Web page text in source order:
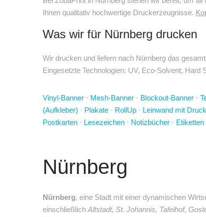
Ihnen qualitativ hochwertige Druckerzeugnisse.
Was wir für Nürnberg drucken
Wir drucken und liefern nach Nürnberg das
Eingesetzte Technologien: UV, Eco-Solvent, Hard
Vinyl-Banner · Mesh-Banner · Blockout-Banner ·
(Aufkleber) · Plakate · RollUp · Leinwand mit Druck
Postkarten · Lesezeichen · Notizbücher · Etiketten
Nürnberg
Nürnberg, eine Stadt mit einer dynamischen
einschließlich Altstadt, St. Johannis, Tafelhof,